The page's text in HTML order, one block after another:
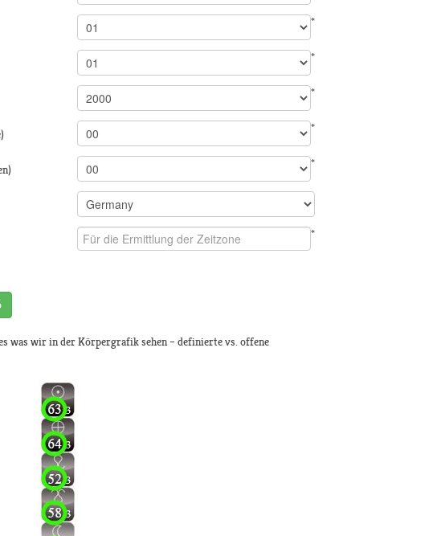
*
*
*
*
*
*
was wir in der Körpergrafik sehen – definierte vs. offene